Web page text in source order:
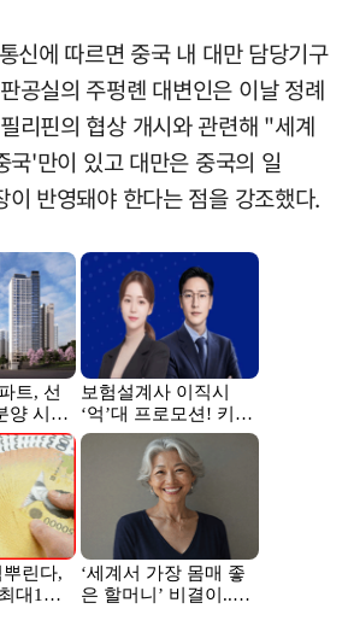
신에 따르면 중국 내 대만 담당기구
공실의 주펑롄 대변인은 이날 정례
리핀의 협상 개시와 관련해 "세계
국'만이 있고 대만은 중국의 일
반영돼야 한다는 점을 강조했다.